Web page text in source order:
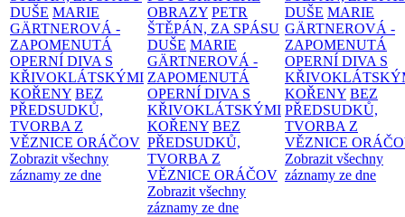
DUŠE MARIE
GÄRTNEROVÁ -
ZAPOMENUTÁ
OPERNÍ DIVA S
KŘIVOKLÁTSKÝMI
KOŘENY BEZ
PŘEDSUDKŮ,
TVORBA Z
VĚZNICE ORÁČOV
Zobrazit všechny
záznamy ze dne
OBRAZY PETR
ŠTĚPÁN, ZA SPÁSU
DUŠE MARIE
GÄRTNEROVÁ -
ZAPOMENUTÁ
OPERNÍ DIVA S
KŘIVOKLÁTSKÝMI
KOŘENY BEZ
PŘEDSUDKŮ,
TVORBA Z
VĚZNICE ORÁČOV
Zobrazit všechny
záznamy ze dne
DUŠE MARIE
GÄRTNEROVÁ -
ZAPOMENUTÁ
OPERNÍ DIVA S
KOŘENY BEZ
PŘEDSUDKŮ,
TVORBA Z
VĚZNICE
Zobrazit všechny
záznamy ze dne